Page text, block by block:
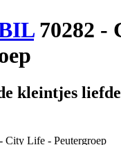
70282 -
kleintjes
Life - Peutergroep